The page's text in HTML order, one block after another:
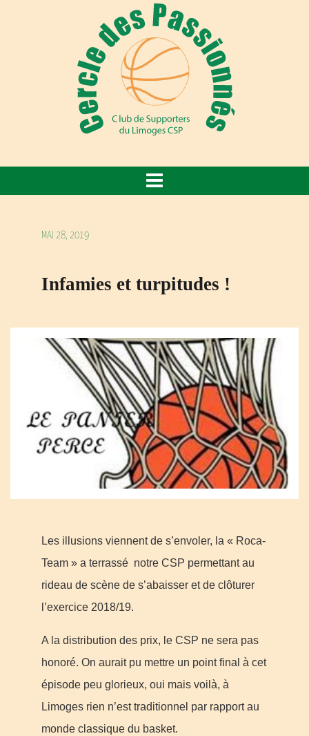
MAI 28, 2019
Infamies et turpitudes !
Les illusions viennent de s’envoler, la « Roca-
Team » a terrassé notre CSP permettant au
rideau de scène de s’abaisser et de clôturer
l’exercice 2018/19.
A la distribution des prix, le CSP ne sera pas
honoré. On aurait pu mettre un point final à cet
épisode peu glorieux, oui mais voilà, à
Limoges rien n’est traditionnel par rapport au
monde classique du basket.